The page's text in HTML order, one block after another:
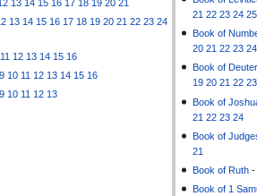
21 22 23 24 25
Book of
20 21 22 23 24
Book of
19 20 21 22 23
Book of
21 22 23 24
Book of
21
Book of Ruth -
Book of 1
13 14 15 16 17 18 19 20 21
13 14 15 16 17 18 19 20 21 22 23 24
11 12 13 14 15 16
9 10 11 12 13 14 15 16
9 10 11 12 13